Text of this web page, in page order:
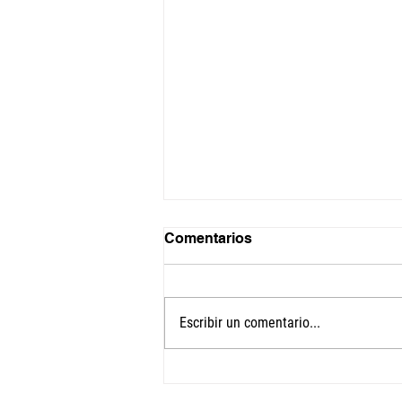
Comentarios
Escribir un comentario...